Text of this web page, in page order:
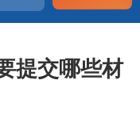
提交哪些材